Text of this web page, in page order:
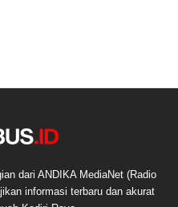
dari ANDIKA MediaNet (Radio
informasi terbaru dan akurat